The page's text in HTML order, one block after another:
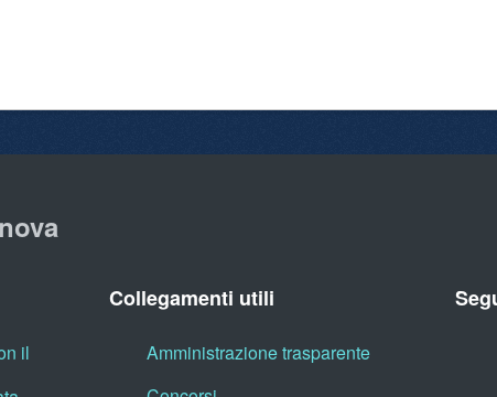
il
Collegamenti utili
Amministrazione trasparente